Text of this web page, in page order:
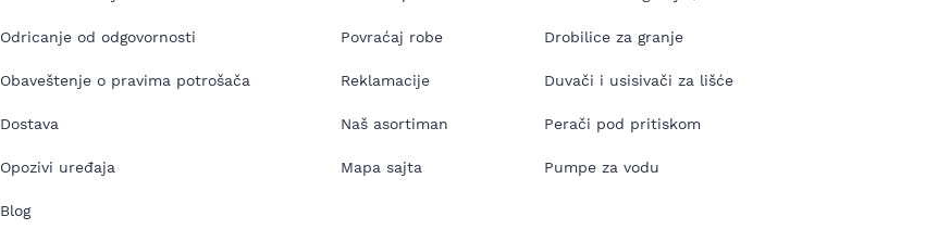
Odricanje od odgovornosti
Obaveštenje o pravima potrošača
Dostava
Opozivi uređaja
Blog
Povraćaj robe
Reklamacije
Naš asortiman
Mapa sajta
Drobilice za granje
Duvači i usisivači za lišće
Perači pod pritiskom
Pumpe za vodu